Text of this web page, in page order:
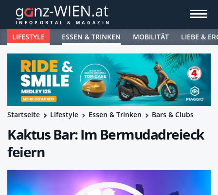
LIFESTYLE ESSEN & TRINKEN MOBILITÄT LIEBE &
Startseite Lifestyle Essen & Trinken Bars & Clubs
Kaktus Bar: Im Bermudadreieck
feiern